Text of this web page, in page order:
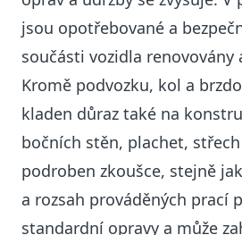
jsou opotřebované a
součásti vozidla renovovány
Kromě podvozku, kol a
kladen důraz také na
bočních stěn, plachet,
podroben zkoušce, stejně
a rozsah prováděných prací
standardní opravy a může